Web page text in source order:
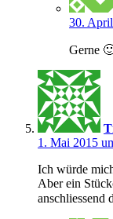
30.
Gerne
1. Mai 2015
Ich würde
Aber ein
anschliessend